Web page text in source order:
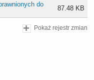
do
87.48 KB
Pokaż rejestr zmian